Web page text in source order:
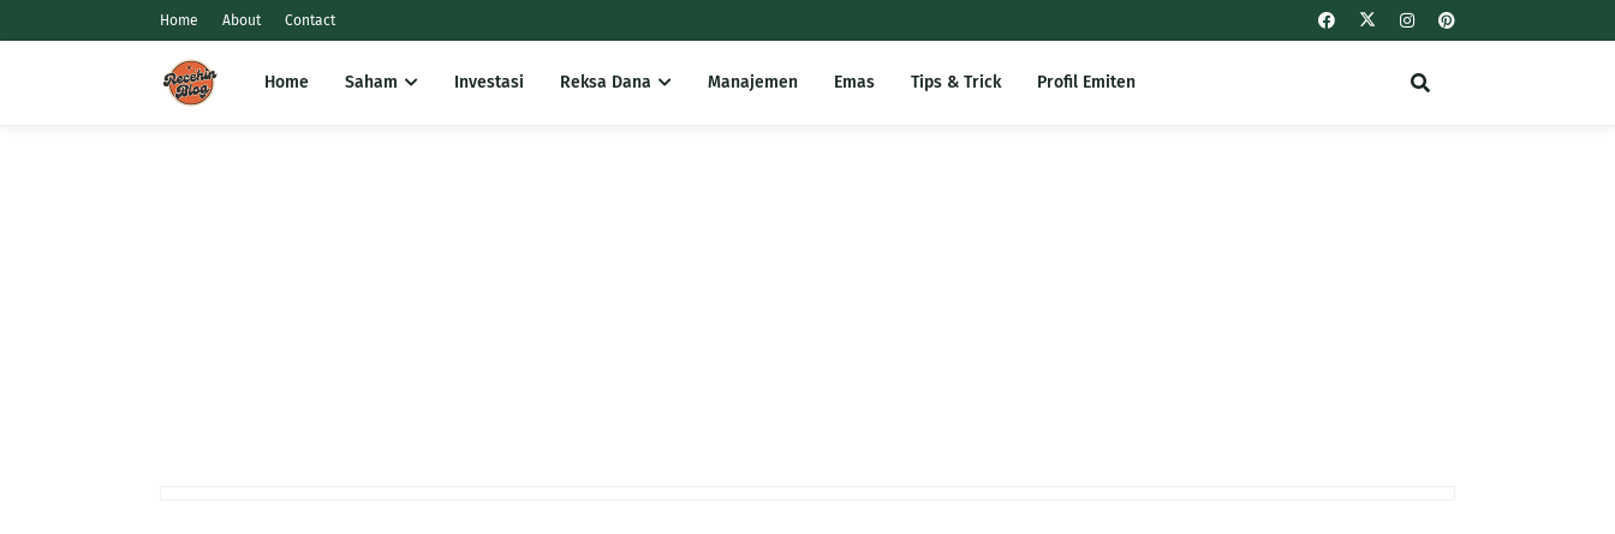
Home About Contact
Home Saham Investasi Reksa Dana Manajemen Emas Tips & Trick Profil Emiten